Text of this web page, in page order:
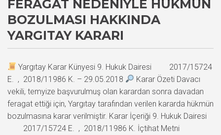
FERAGAT NEDENIYLE HÜKMÜN
BOZULMASI HAKKINDA
YARGITAY KARARI
Yargıtay Karar Künyesi 9. Hukuk Dairesi 2017/15724
E. , 2018/11986 K. – 29.05.2018
Karar Özeti Davacı
vekili, temyize başvurulmuş olan karardan sonra davadan
feragat ettiği için, Yargıtay tarafından verilen kararda hükmün
bozulmasına karar verilmiştir. Karar İçeriği 9. Hukuk Dairesi
2017/15724 E. , 2018/11986 K. İçtihat Metni